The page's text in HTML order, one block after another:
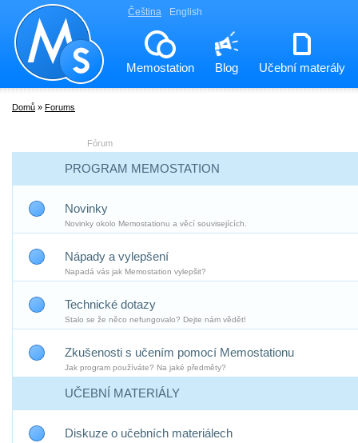
Čeština English
Memostation Blog Učební materály
Domů » Forums
Fórum
PROGRAM MEMOSTATION
Novinky
Novinky okolo Memostationu a věcí souvisejících.
Nápady a vylepšení
Napadá vás jak Memostation vylepšit?
Technické dotazy
Stalo se že něco nefungovalo? Dejte nám vědět!
Zkušenosti s učením pomocí Memostationu
Jak program používáte? Na jaké předměty?
UČEBNÍ MATERIÁLY
Diskuze o učebních materiálech